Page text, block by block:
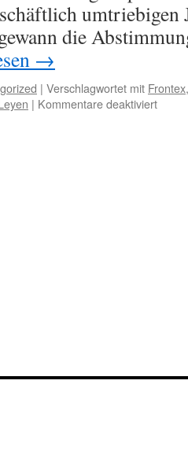
umtriebigen
die
→
| Verschlagwortet mit Frontex
| Kommentare deaktiviertfür